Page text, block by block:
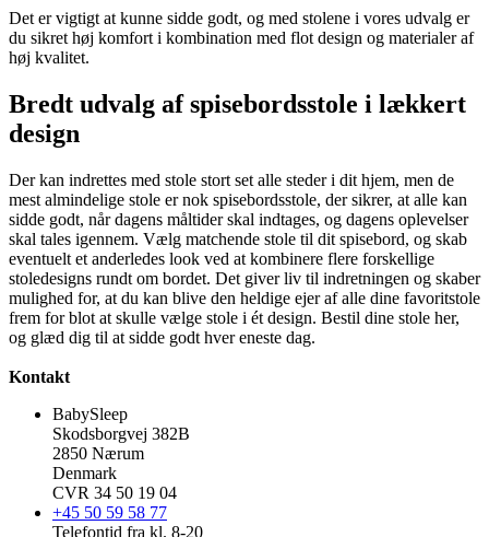
Det er vigtigt at kunne sidde godt, og med stolene i vores udvalg er
du sikret høj komfort i kombination med flot design og materialer af
høj kvalitet.
Bredt udvalg af spisebordsstole i lækkert
design
Der kan indrettes med stole stort set alle steder i dit hjem, men de
mest almindelige stole er nok spisebordsstole, der sikrer, at alle kan
sidde godt, når dagens måltider skal indtages, og dagens oplevelser
skal tales igennem. Vælg matchende stole til dit spisebord, og skab
eventuelt et anderledes look ved at kombinere flere forskellige
stoledesigns rundt om bordet. Det giver liv til indretningen og skaber
mulighed for, at du kan blive den heldige ejer af alle dine favoritstole
frem for blot at skulle vælge stole i ét design. Bestil dine stole her,
og glæd dig til at sidde godt hver eneste dag.
Kontakt
BabySleep
Skodsborgvej 382B
2850 Nærum
Denmark
CVR 34 50 19 04
+45 50 59 58 77
Telefontid fra kl. 8-20